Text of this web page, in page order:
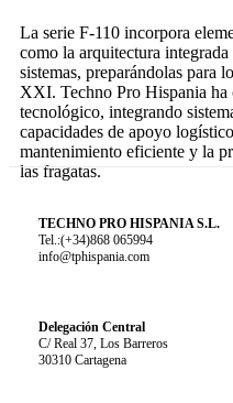
La serie F-110 incorpora
como la arquitectura
sistemas, preparándolas para
XXI. Techno Pro Hispania ha
tecnológico, integrando
capacidades de apoyo
mantenimiento eficiente y la
las fragatas.
TECHNO PRO HISPANIA S.L.
Tel.:(+34)868 065994
info@tphispania.com
Delegación Central
C/ Real 37, Los Barreros
30310 Cartagena